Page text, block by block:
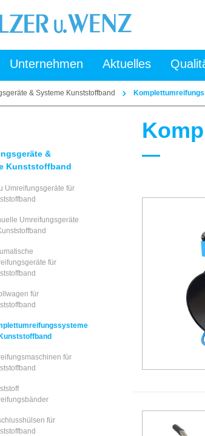
springen
Unternehmen Aktuelles
& Systeme Kunststoffband
&
Kunststoffband
Umreifungsgeräte für
Umreifungsgeräte
für
für
für
für